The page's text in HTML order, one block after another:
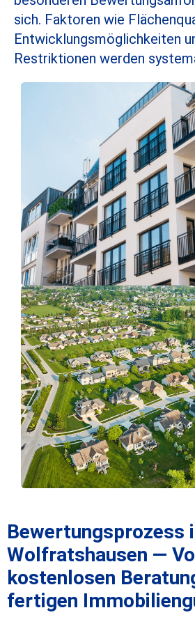
sich. Faktoren wie
Entwicklungsmöglichkeiten
Restriktionen werden
Bewertungsprozess
Wolfratshausen —
kostenlosen
fertigen